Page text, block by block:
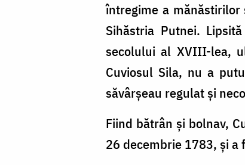
întregime a
Sihăstria Putnei.
secolului al XVIII-lea,
Cuviosul Sila, nu a
săvârşeau regulat şi
Fiind bătrân şi bolnav,
26 decembrie 1783, şi